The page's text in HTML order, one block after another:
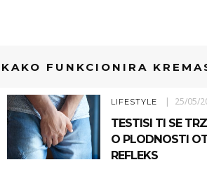
KAKO FUNKCIONIRA
LIFESTYLE 25/05/
TESTISI TI SE
O PLODNOSTI
REFLEKS